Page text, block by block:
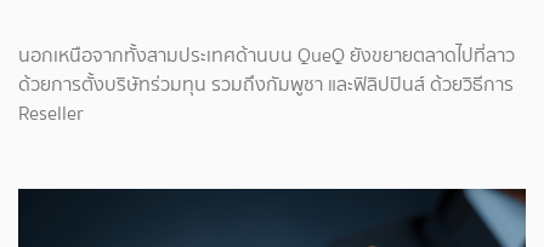
นอกเหนือจากทั้งสามประเทศด้านบน QueQ ยังขยายตลาดไปที่ลาว
ด้วยการตั้งบริษัทร่วมทุน รวมถึงกัมพูชา และฟิลิปปินส์ ด้วยวิธีการ
Reseller